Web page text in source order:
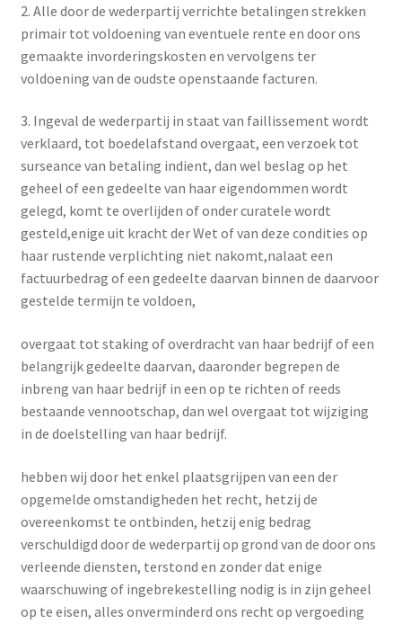
2. Alle door de wederpartij verrichte betalingen strekken
primair tot voldoening van eventuele rente en door ons
gemaakte invorderingskosten en vervolgens ter
voldoening van de oudste openstaande facturen.
3. Ingeval de wederpartij in staat van faillissement wordt
verklaard, tot boedelafstand overgaat, een verzoek tot
surseance van betaling indient, dan wel beslag op het
geheel of een gedeelte van haar eigendommen wordt
gelegd, komt te overlijden of onder curatele wordt
gesteld,enige uit kracht der Wet of van deze condities op
haar rustende verplichting niet nakomt,nalaat een
factuurbedrag of een gedeelte daarvan binnen de daarvoor
gestelde termijn te voldoen,
overgaat tot staking of overdracht van haar bedrijf of een
belangrijk gedeelte daarvan, daaronder begrepen de
inbreng van haar bedrijf in een op te richten of reeds
bestaande vennootschap, dan wel overgaat tot wijziging
in de doelstelling van haar bedrijf.
hebben wij door het enkel plaatsgrijpen van een der
opgemelde omstandigheden het recht, hetzij de
overeenkomst te ontbinden, hetzij enig bedrag
verschuldigd door de wederpartij op grond van de door ons
verleende diensten, terstond en zonder dat enige
waarschuwing of ingebrekestelling nodig is in zijn geheel
op te eisen, alles onverminderd ons recht op vergoeding